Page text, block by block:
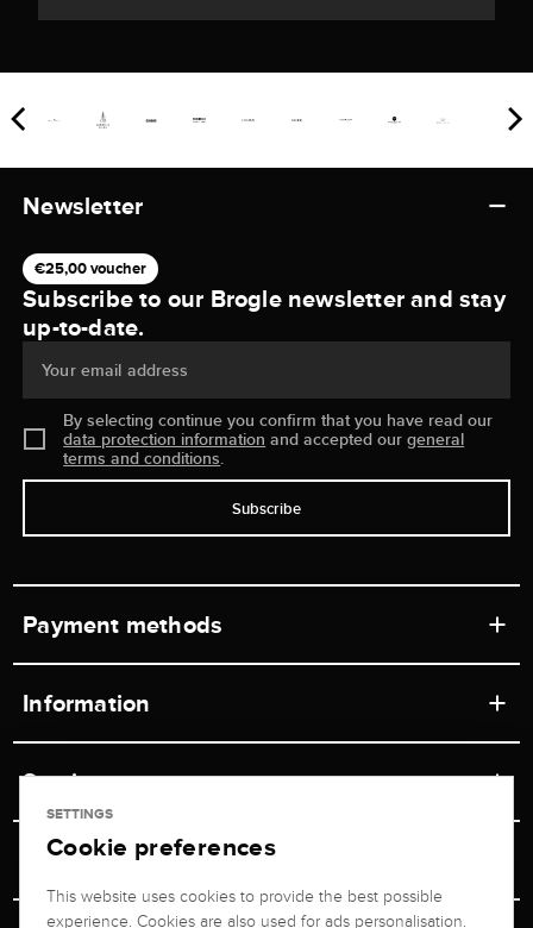
Newsletter
€25,00 voucher
Subscribe to our Brogle newsletter and stay
up-to-date.
Your email address
By selecting continue you confirm that you have read our
data protection information and accepted ourgeneral
terms and conditions.
Subscribe
Payment methods
Information
Retail store
Shipping & Payment
Advisor
Service
Contact
Unsubscribe from newsletter
Jeweler Brogle
About us
SETTINGS
Cookie preferences
This website uses cookies to provide the best possible
experience. Cookies are also used for ads personalisation.